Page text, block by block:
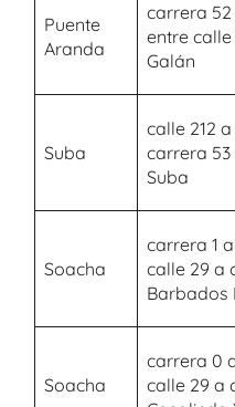
Puente
Aranda
carrera
entre calle
Galán
Suba
calle 212
carrera 53
Suba
Soacha
carrera 1
calle 29 a
Barbados
Soacha
carrera 0
calle 29 a